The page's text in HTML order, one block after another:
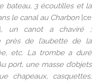
bateau, 3 écoutilles et la
le canal au Charbon[ce
, un canot a chaviré ;
près de l’aubette de la
etc. La trombe a duré
port, une masse d’objets
chapeaux, casquettes,